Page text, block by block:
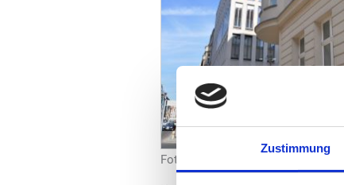
Zustimmung
Foto: Uniti